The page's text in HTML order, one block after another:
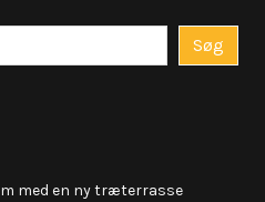
Søg
med en ny træterrasse